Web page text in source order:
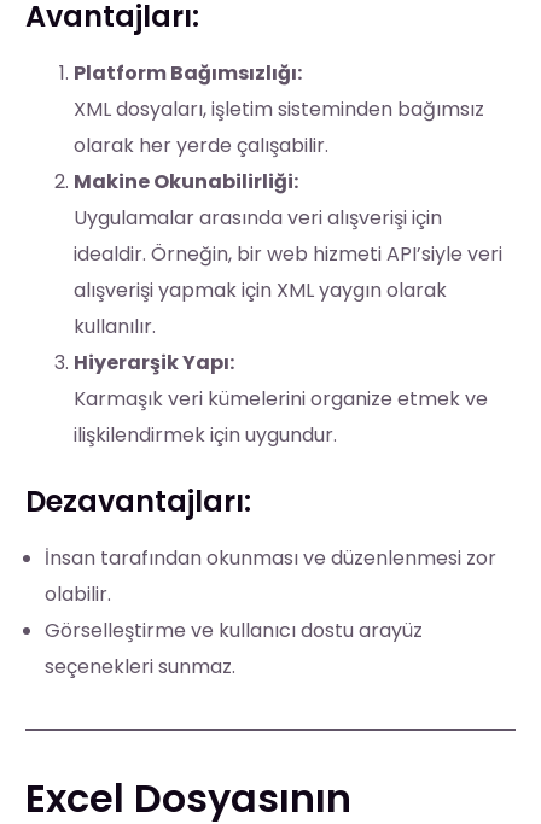
Avantajları:
Platform Bağımsızlığı:
XML dosyaları, işletim sisteminden bağımsız
olarak her yerde çalışabilir.
Makine Okunabilirliği:
Uygulamalar arasında veri alışverişi için
idealdir. Örneğin, bir web hizmeti API’siyle veri
alışverişi yapmak için XML yaygın olarak
kullanılır.
Hiyerarşik Yapı:
Karmaşık veri kümelerini organize etmek ve
ilişkilendirmek için uygundur.
Dezavantajları:
İnsan tarafından okunması ve düzenlenmesi zor
olabilir.
Görselleştirme ve kullanıcı dostu arayüz
seçenekleri sunmaz.
Excel Dosyasının